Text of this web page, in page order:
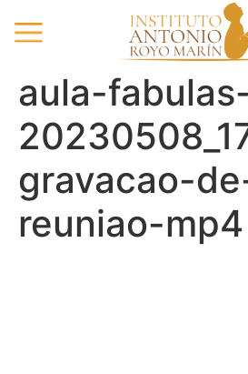
aula-
gravacao-
reuniao-mp4